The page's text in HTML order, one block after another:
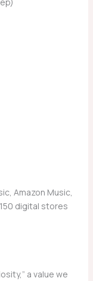
Amazon Music,
digital stores
a value we